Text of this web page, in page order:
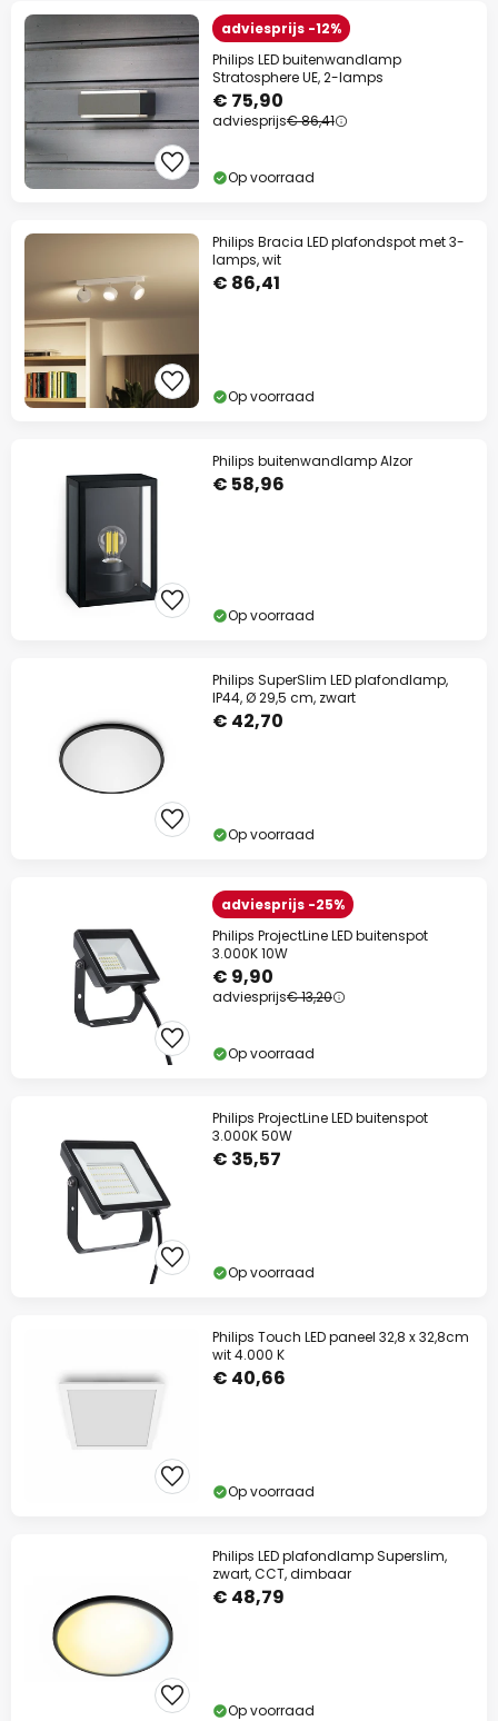
adviesprijs -12%
Philips LED buitenwandlamp
Stratosphere UE, 2-lamps
€ 75,90
adviesprijs€ 86,41
Op voorraad
Philips Bracia LED plafondspot met 3-
lamps, wit
€ 86,41
Op voorraad
Philips buitenwandlamp Alzor
€ 58,96
Op voorraad
Philips SuperSlim LED plafondlamp,
IP44, Ø 29,5 cm, zwart
€ 42,70
Op voorraad
adviesprijs -25%
Philips ProjectLine LED buitenspot
3.000K 10W
€ 9,90
adviesprijs€ 13,20
Op voorraad
Philips ProjectLine LED buitenspot
3.000K 50W
€ 35,57
Op voorraad
Philips Touch LED paneel 32,8 x 32,8cm
wit 4.000 K
€ 40,66
Op voorraad
Philips LED plafondlamp Superslim,
zwart, CCT, dimbaar
€ 48,79
Op voorraad